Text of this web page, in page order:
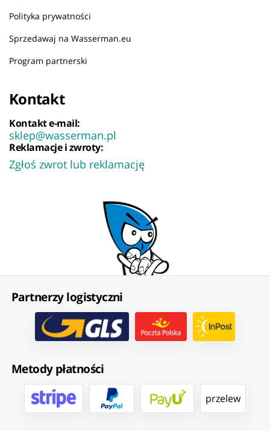
Polityka prywatności
Sprzedawaj na Wasserman.eu
Program partnerski
Kontakt
Kontakt e-mail:
sklep@wasserman.pl
Reklamacje i zwroty:
Zgłoś zwrot lub reklamację
Partnerzy logistyczni
Metody płatności
przelew